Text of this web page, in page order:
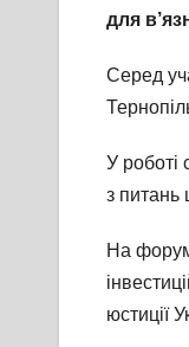
для
Серед
У роботі
з питань
На
юстиції